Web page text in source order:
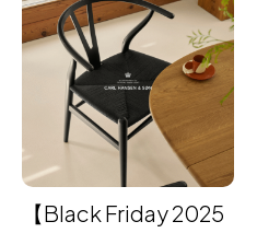
About us
for Business
Recruit
Contact
【Black Friday 2025